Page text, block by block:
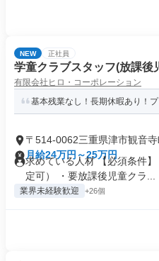
NEW 正社員
学童クラブスタッフ(放課後
有限会社ヒロ・コーポレーション
基本残業なし！長期休暇あり！
〒514-0062三重県津市観音
月給24万円～25万円
求めている人材 【必須条件
定可） ・要放課後児童クラ...
業界未経験歓迎 +26個